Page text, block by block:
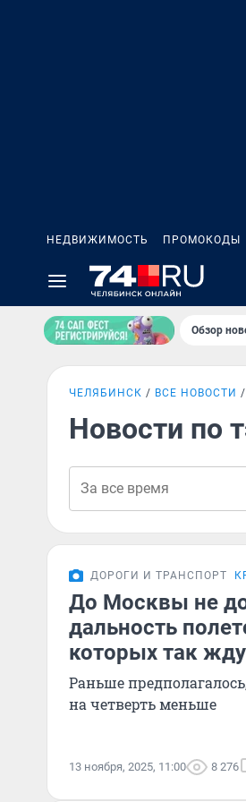
НЕДВИЖИМОСТЬ ПРОМОКОДЫ
Обзор
ЧЕЛЯБИНСК ВСЕ НОВОСТИ
Новости по
ДОРОГИ И ТРАНСПОРТ
До Москвы не
дальность
которых так
Раньше
на четверть меньше
13 ноября, 2025, 11:00 8 276